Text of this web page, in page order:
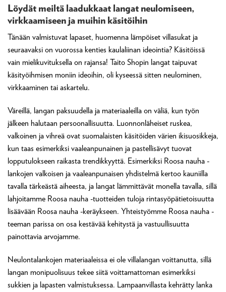
Löydät meiltä laadukkaat langat neulomiseen,
virkkaamiseen ja muihin käsitöihin
Tänään valmistuvat lapaset, huomenna lämpöiset villasukat ja
seuraavaksi on vuorossa kenties kaulaliinan ideointia? Käsitöissä
vain mielikuvituksella on rajansa! Taito Shopin langat taipuvat
käsityöihmisen moniin ideoihin, oli kyseessä sitten neulominen,
virkkaaminen tai askartelu.
Väreillä, langan paksuudella ja materiaaleilla on väliä, kun työn
jälkeen halutaan persoonallisuutta. Luonnonläheiset ruskea,
valkoinen ja vihreä ovat suomalaisten käsitöiden värien ikisuosikkeja,
kun taas esimerkiksi vaaleanpunainen ja pastellisävyt tuovat
lopputulokseen raikasta trendikkyyttä. Esimerkiksi Roosa nauha -
lankojen valkoisen ja vaaleanpunaisen yhdistelmä kertoo kauniilla
tavalla tärkeästä aiheesta, ja langat lämmittävät monella tavalla, sillä
lahjoitamme Roosa nauha -tuotteiden tuloja rintasyöpätietoisuutta
lisäävään Roosa nauha -keräykseen. Yhteistyömme Roosa nauha -
teeman parissa on osa kestävää kehitystä ja vastuullisuutta
painottavia arvojamme.
Neulontalankojen materiaaleissa ei ole villalangan voittanutta, sillä
langan monipuolisuus tekee siitä voittamattoman esimerkiksi
sukkien ja lapasten valmistuksessa. Lampaanvillasta kehrätty lanka